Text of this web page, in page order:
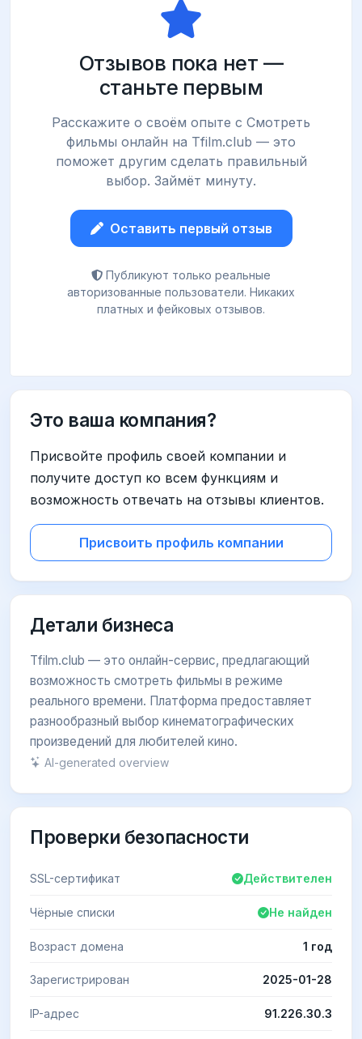
Отзывов пока нет —
станьте первым
Расскажите о своём опыте с Смотреть
фильмы онлайн на Tfilm.club — это
поможет другим сделать правильный
выбор. Займёт минуту.
Оставить первый отзыв
Публикуют только реальные
авторизованные пользователи. Никаких
платных и фейковых отзывов.
Это ваша компания?
Присвойте профиль своей компании и
получите доступ ко всем функциям и
возможность отвечать на отзывы клиентов.
Присвоить профиль компании
Детали бизнеса
Tfilm.club — это онлайн-сервис, предлагающий
возможность смотреть фильмы в режиме
реального времени. Платформа предоставляет
разнообразный выбор кинематографических
произведений для любителей кино.
AI-generated overview
Проверки безопасности
SSL-сертификат Действителен
Чёрные списки Не найден
Возраст домена 1 год
Зарегистрирован 2025-01-28
IP-адрес 91.226.30.3